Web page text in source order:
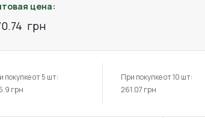
цена:
грн
покупке от 5 шт:
грн
При покупке от 10 шт:
261.07 грн